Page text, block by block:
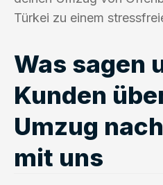
Türkei zu einem
Was sagen
Kunden
Umzug
mit uns